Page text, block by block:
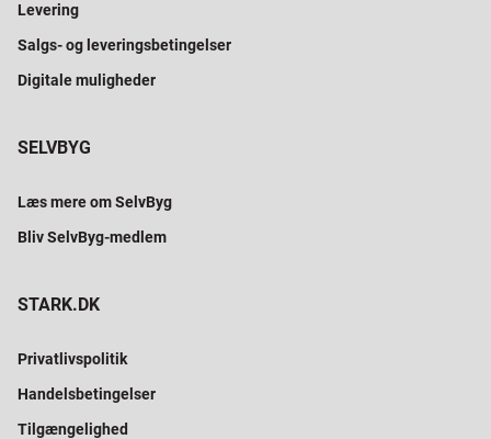
Levering
Salgs- og leveringsbetingelser
Digitale muligheder
SELVBYG
Læs mere om SelvByg
Bliv SelvByg-medlem
STARK.DK
Privatlivspolitik
Handelsbetingelser
Tilgængelighed